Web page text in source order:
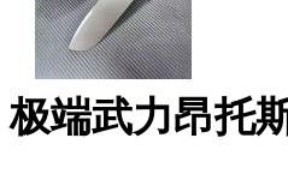
极端武力昂托